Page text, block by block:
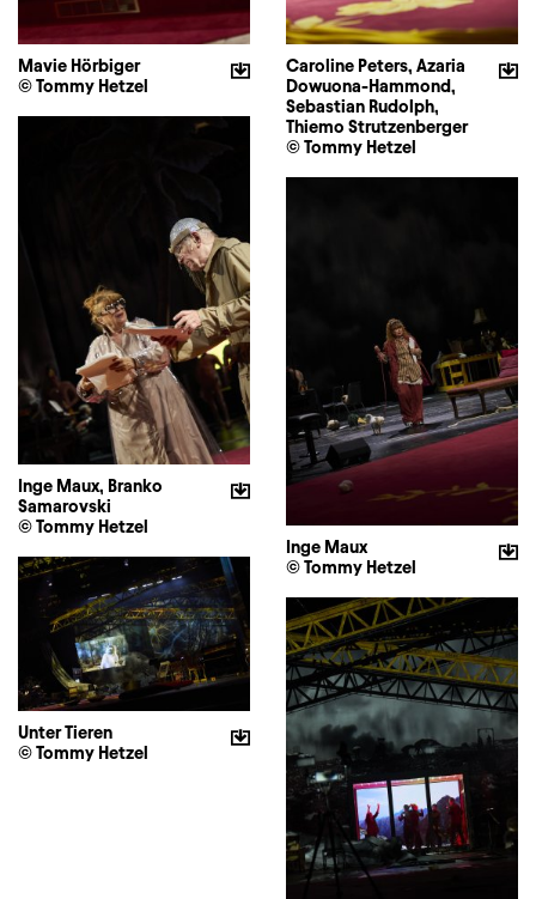
Mavie Hörbiger
© Tommy Hetzel
Caroline Peters, Azaria
Dowuona-Hammond,
Sebastian Rudolph,
Thiemo Strutzenberger
© Tommy Hetzel
Inge Maux, Branko
Samarovski
© Tommy Hetzel
Inge Maux
© Tommy Hetzel
Unter Tieren
© Tommy Hetzel